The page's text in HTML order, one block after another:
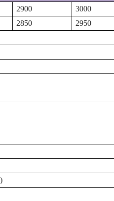
2900
3000
2850
2950
)